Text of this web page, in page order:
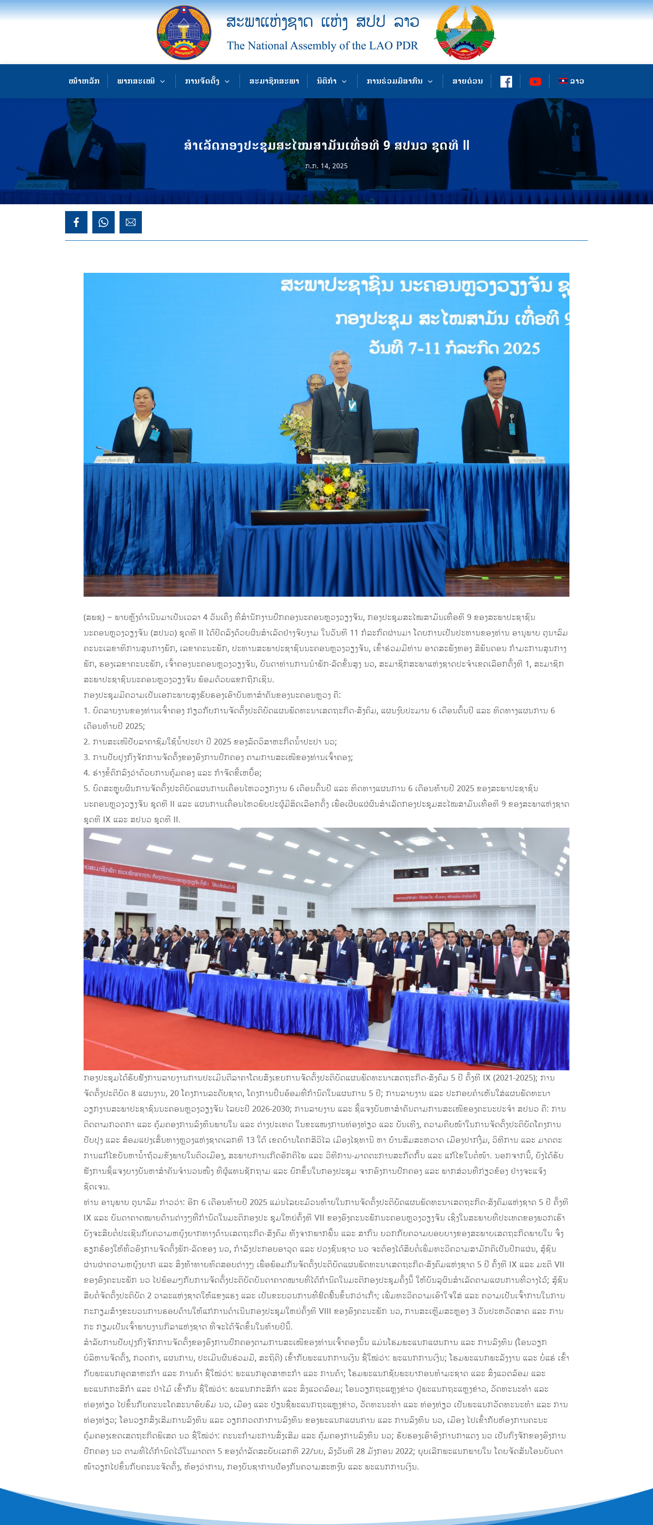
ໜ້າຫລັກ ພາກສະເໜີ ການຈັດຕັ້ງ ສະມາຊິກສະພາ ນິຕິກຳ ການຮ່ວມມືສາກົນ ສາຍດ່ວນ ລາວ
ສຳເລັດກອງປະຊຸມສະໄໝສາມັນເທື່ອທີ 9 ສປນວ ຊຸດທີ II
ກ.ກ. 14, 2025
(ສພຊ) – ພາຍຫຼັງດໍາເນີນມາເປັນເວລາ 4 ວັນເຄິ່ງ ທີ່ສໍານັກງານປົກຄອງນະຄອນຫຼວງວຽງຈັນ, ກອງປະຊຸມສະໄໝສາມັນເທື່ອທີ 9 ຂອງສະພາປະຊາຊົນ
ນະຄອນຫຼວງວຽງຈັນ (ສປນວ) ຊຸດທີ II ໄດ້ປິດລົງດ້ວຍຜົນສໍາເລັດຢ່າງຈົບງາມ ໃນວັນທີ 11 ກໍລະກົດຜ່ານມາ ໂດຍການເປັນປະທານຂອງທ່ານ ອານຸພາບ ຕຸນາລົມ
ຄະນະເລຂາທິການສູນກາງພັກ, ເລຂາຄະນະພັກ, ປະທານສະພາປະຊາຊົນນະຄອນຫຼວງວຽງຈັນ, ເຂົ້າຮ່ວມມີທ່ານ ອາດສະພັງທອງ ສີພັນດອນ ກໍາມະການສູນກາງ
ພັກ, ຮອງເລຂາຄະນະພັກ, ເຈົ້າຄອງນະຄອນຫຼວງວຽງຈັນ, ບັນດາທ່ານການນໍາພັກ-ລັດຂັ້ນສູງ ນວ, ສະມາຊິກສະພາແຫ່ງຊາດປະຈໍາເຂດເລືອກຕັ້ງທີ 1, ສະມາຊິກ
ສະພາປະຊາຊົນນະຄອນຫຼວງວຽງຈັນ ພ້ອມດ້ວຍແຂກຖືກເຊີນ.
ກອງປະຊຸມມີຄວາມເປັນເອກະພາບສູງຮັບຮອງເອົາບັນຫາສໍາຄັນຂອງນະຄອນຫຼວງ ຄື:
1. ບົດລາຍງານຂອງທ່ານເຈົ້າຄອງ ກ່ຽວກັບການຈັດຕັ້ງປະຕິບັດແຜນພັດທະນາເສດຖະກິດ-ສັງຄົມ, ແຜນງົບປະມານ 6 ເດືອນຕົ້ນປີ ແລະ ທິດທາງແຜນການ 6
ເດືອນທ້າຍປີ 2025;
2. ການສະເໜີປັບລາຄາຊົມໃຊ້ນໍ້າປະປາ ປີ 2025 ຂອງລັດວິສາຫະກິດນໍ້າປະປາ ນວ;
3. ການປັບປຸງກົງຈັກການຈັດຕັ້ງຂອງອົງການປົກຄອງ ຕາມການສະເໜີຂອງທ່ານເຈົ້າຄອງ;
4. ຮ່າງຂໍ້ຕົກລົງວ່າດ້ວຍການຄຸ້ມຄອງ ແລະ ກໍາຈັດຂີ້ເຫຍື້ອ;
5. ບົດສະຫຼຸບຜົນການຈັດຕັ້ງປະຕິບັດແຜນການເຄື່ອນໄຫວວຽກງານ 6 ເດືອນຕົ້ນປີ ແລະ ທິດທາງແຜນການ 6 ເດືອນທ້າຍປີ 2025 ຂອງສະພາປະຊາຊົນ
ນະຄອນຫຼວງວຽງຈັນ ຊຸດທີ II ແລະ ແຜນການເຄື່ອນໄຫວພົບປະຜູ້ມີສິດເລືອກຕັ້ງ ເພື່ອເຜີຍແຜ່ຜົນສໍາເລັດກອງປະຊຸມສະໄໝສາມັນເທື່ອທີ 9 ຂອງສະພາແຫ່ງຊາດ
ຊຸດທີ IX ແລະ ສປນວ ຊຸດທີ II.
ກອງປະຊຸມໄດ້ຮັບຟັງການລາຍງານການປະເມີນຕີລາຄາໂດຍສັງເຂບການຈັດຕັ້ງປະຕິບັດແຜນພັດທະນາເສດຖະກິດ-ສັງຄົມ 5 ປີ ຄັ້ງທີ IX (2021-2025); ການ
ຈັດຕັ້ງປະຕິບັດ 8 ແຜນງານ, 20 ໂຄງການລະດັບຊາດ, ໂຄງການປິ່ນອ້ອມທີ່ກໍານົດໃນແຜນການ 5 ປີ; ການລາຍງານ ແລະ ປະກອບຄໍາເຫັນໃສ່ແຜນພັດທະນາ
ວຽກງານສະພາປະຊາຊົນນະຄອນຫຼວງວຽງຈັນ ໄລຍະປີ 2026-2030; ການລາຍງານ ແລະ ຊີ້ແຈງບັນຫາສໍາຄັນຕາມການສະເໜີຂອງຄະນະປະຈໍາ ສປນວ ຄື: ການ
ຕິດຕາມກວດກາ ແລະ ຄຸ້ມຄອງການລົງທຶນພາຍໃນ ແລະ ຕ່າງປະເທດ ໃນຂະແໜງການທ່ອງທ່ຽວ ແລະ ບັນເທີງ, ຄວາມຄືບໜ້າໃນການຈັດຕັ້ງປະຕິບັດໂຄງການ
ປັບປຸງ ແລະ ສ້ອມແປງເສັ້ນທາງຫຼວງແຫ່ງຊາດເລກທີ 13 ໃຕ້ ເຂດບ້ານໂຄກສີວິໄລ ເມືອງໄຊທານີ ຫາ ບ້ານສົມສະຫວາດ ເມືອງປາກງື່ມ, ວິທີການ ແລະ ມາດຕະ
ການແກ້ໄຂບັນຫານໍ້າຖ້ວມຂັງພາຍໃນຕົວເມືອງ, ສະພາບການເກີດອັກຄີໄພ ແລະ ວິທີການ-ມາດຕະການສະກັດກັ້ນ ແລະ ແກ້ໄຂໃນຕໍ່ໜ້າ. ນອກຈາກນີ້, ຍັງໄດ້ຮັບ
ຟັງການຊີ້ແຈງບາງບັນຫາສໍາຄັນຈໍານວນໜຶ່ງ ທີ່ຜູ້ແທນຊັກຖາມ ແລະ ຍົກຂຶ້ນໃນກອງປະຊຸມ ຈາກອົງການປົກຄອງ ແລະ ພາກສ່ວນທີ່ກ່ຽວຂ້ອງ ຢ່າງຈະແຈ້ງ
ຊັດເຈນ.
ທ່ານ ອານຸພາບ ຕຸນາລົມ ກ່າວວ່າ: ອີກ 6 ເດືອນທ້າຍປີ 2025 ແມ່ນໄລຍະມ້ວນທ້າຍໃນການຈັດຕັ້ງປະຕິບັດແຜນພັດທະນາເສດຖະກິດ-ສັງຄົມແຫ່ງຊາດ 5 ປີ ຄັ້ງທີ
IX ແລະ ບັນດາຄາດໝາຍດ້ານຕ່າງໆທີ່ກໍານົດໃນມະຕິກອງປະ ຊຸມໃຫຍ່ຄັ້ງທີ VII ຂອງອົງຄະນະພັກນະຄອນຫຼວງວຽງຈັນ ເຊິ່ງໃນສະພາບທີ່ປະເທດຂອງພວກເຮົາ
ຍັງຈະສືບຕໍ່ປະເຊີນກັບຄວາມຫຍຸ້ງຍາກທາງດ້ານເສດຖະກິດ-ສັງຄົມ ທັງຈາກພາກພື້ນ ແລະ ສາກົນ ບວກກັບຄວາມບອບບາງຂອງສະພາບເສດຖະກິດພາຍໃນ ຈຶ່ງ
ຮຽກຮ້ອງໃຫ້ທົ່ວອົງການຈັດຕັ້ງພັກ-ລັດຂອງ ນວ, ກໍາລັງປະກອບອາວຸດ ແລະ ປວງຊົນຊາວ ນວ ຈະຕ້ອງໄດ້ສືບຕໍ່ເພີ່ມທະວີຄວາມສາມັກຄີເປັນປຶກແຜ່ນ, ສູ້ຊົນ
ຜ່ານຜ່າຄວາມຫຍຸ້ງຍາກ ແລະ ສິ່ງທ້າທາຍທົດສອບຕ່າງໆ ເພື່ອພ້ອມກັນຈັດຕັ້ງປະຕິບັດແຜນພັດທະນາເສດຖະກິດ-ສັງຄົມແຫ່ງຊາດ 5 ປີ ຄັ້ງທີ IX ແລະ ມະຕິ VII
ຂອງອົງຄະນະພັກ ນວ ໄປພ້ອມໆກັບການຈັດຕັ້ງປະຕິບັດບັນດາຄາດໝາຍທີ່ໄດ້ກໍານົດໃນມະຕິກອງປະຊຸມຄັ້ງນີ້ ໃຫ້ບັນລຸຜົນສໍາເລັດຕາມແຜນການທີ່ວາງໄວ້; ສູ້ຊົນ
ສືບຕໍ່ຈັດຕັ້ງປະຕິບັດ 2 ວາລະແຫ່ງຊາດໃຫ້ແຂງແຮງ ແລະ ເປັນຂະບວນການທີ່ຟົດຟື້ນຂຶ້ນກວ່າເກົ່າ; ເພີ່ມທະວີຄວາມເອົາໃຈໃສ່ ແລະ ຄວາມເປັນເຈົ້າການໃນການ
ກະກຽມສ້າງຂະບວນການຮອບດ້ານໃຫ້ແກ່ການດໍາເນີນກອງປະຊຸມໃຫຍ່ຄັ້ງທີ VIII ຂອງອົງຄະນະພັກ ນວ, ການສະເຫຼີມສະຫຼອງ 3 ວັນປະຫວັດສາດ ແລະ ການ
ກະ ກຽມເປັນເຈົ້າພາບງານກິລາແຫ່ງຊາດ ທີ່ຈະໄດ້ຈັດຂຶ້ນໃນທ້າຍປີນີ້.
ສຳລັບການປັບປຸງກົງຈັກການຈັດຕັ້ງຂອງອົງການປົກຄອງຕາມການສະເໜີຂອງທ່ານເຈົ້າຄອງນັ້ນ ແມ່ນໂຮມພະແນກແຜນການ ແລະ ການລົງທຶນ (ໂອນວຽກ
ບໍລິຫານຈັດຕັ້ງ, ກວດກາ, ແຜນການ, ປະເມີນຜົນຮ່ວມມື, ສະຖິຕິ) ເຂົ້າກັບພະແນກການເງິນ ຊື່ໃໝ່ວ່າ: ພະແນກການເງິນ; ໂຮມພະແນກພະລັງງານ ແລະ ບໍ່ແຮ່ ເຂົ້າ
ກັບພະແນກອຸດສາຫະກຳ ແລະ ການຄ້າ ຊື່ໃໝ່ວ່າ: ພະແນກອຸດສາຫະກຳ ແລະ ການຄ້າ; ໂຮມພະແນກຊັບພະຍາກອນທຳມະຊາດ ແລະ ສິ່ງແວດລ້ອມ ແລະ
ພະແນກກະສິກຳ ແລະ ປ່າໄມ້ ເຂົ້າກັນ ຊື່ໃໝ່ວ່າ: ພະແນກກະສິກຳ ແລະ ສິ່ງແວດລ້ອມ; ໂອນວຽກຖະແຫຼງຂ່າວ ຢູ່ພະແນກຖະແຫຼງຂ່າວ, ວັດທະນະທຳ ແລະ
ທ່ອງທ່ຽວ ໄປຂຶ້ນກັບຄະນະໂຄສະນາອົບຮົມ ນວ, ເມືອງ ແລະ ປ່ຽນຊື່ພະແນກຖະແຫຼງຂ່າວ, ວັດທະນະທຳ ແລະ ທ່ອງທ່ຽວ ເປັນພະແນກວັດທະນະທຳ ແລະ ການ
ທ່ອງທ່ຽວ; ໂອນວຽກສົ່ງເສີມການລົງທຶນ ແລະ ວຽກກວດກາການລົງທຶນ ຂອງພະແນກແຜນການ ແລະ ການລົງທຶນ ນວ, ເມືອງ ໄປເຂົ້າກັບຫ້ອງການຄະນະ
ຄຸ້ມຄອງເຂດເສດຖະກິດພິເສດ ນວ ຊື່ໃໝ່ວ່າ: ຄະນະກຳມະການສົ່ງເສີມ ແລະ ຄຸ້ມຄອງການລົງທຶນ ນວ; ຮັບຮອງເອົາອົງການກາແດງ ນວ ເປັນກົງຈັກຂອງອົງການ
ປົກຄອງ ນວ ຕາມທີ່ໄດ້ກຳນົດໄວ້ໃນມາດຕາ 5 ຂອງດໍາລັດສະບັບເລກທີ 22/ນຍ, ລົງວັນທີ 28 ມັງກອນ 2022; ຍຸບເລີກພະແນກພາຍໃນ ໂດຍຈັດສັນໂອນບັນດາ
ໜ້າວຽກໄປຂຶ້ນກັບຄະນະຈັດຕັ້ງ, ຫ້ອງວ່າການ, ກອງບັນຊາການປ້ອງກັນຄວາມສະຫງົບ ແລະ ພະແນກການເງິນ.